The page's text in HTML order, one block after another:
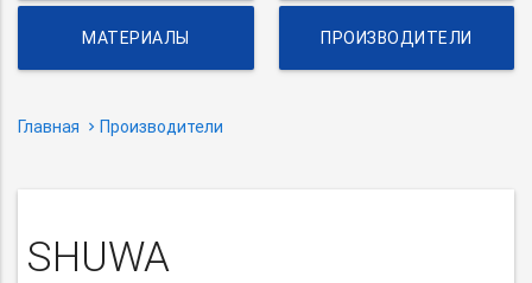
МАТЕРИАЛЫ ПРОИЗВОДИТЕЛИ
Главная Производители
SHUWA